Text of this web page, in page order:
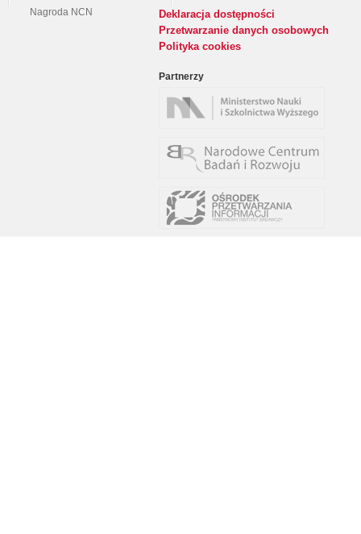
Nagroda NCN
Deklaracja dostępności
Przetwarzanie danych osobowych
Polityka cookies
Partnerzy